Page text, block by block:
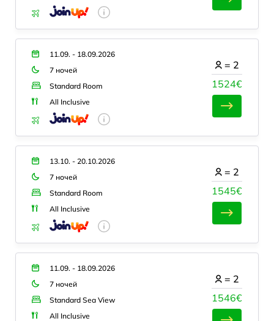
11.09. - 18.09.2026
7 ночей
Standard Room
All Inclusive
1524€
= 2
13.10. - 20.10.2026
7 ночей
Standard Room
All Inclusive
1545€
= 2
11.09. - 18.09.2026
7 ночей
Standard Sea View
All Inclusive
1546€
= 2